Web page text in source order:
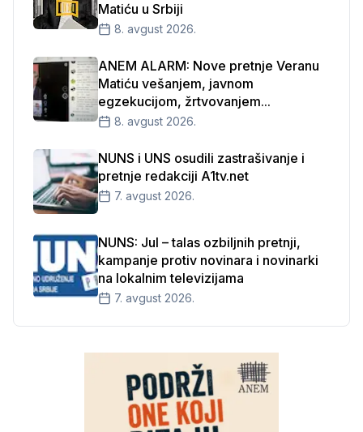
Matiću u Srbiji
8. avgust 2026.
ANEM ALARM: Nove pretnje Veranu
Matiću vešanjem, javnom
egzekucijom, žrtvovanjem...
8. avgust 2026.
NUNS i UNS osudili zastrašivanje i
pretnje redakciji A1tv.net
7. avgust 2026.
NUNS: Jul – talas ozbiljnih pretnji,
kampanje protiv novinara i novinarki
na lokalnim televizijama
7. avgust 2026.